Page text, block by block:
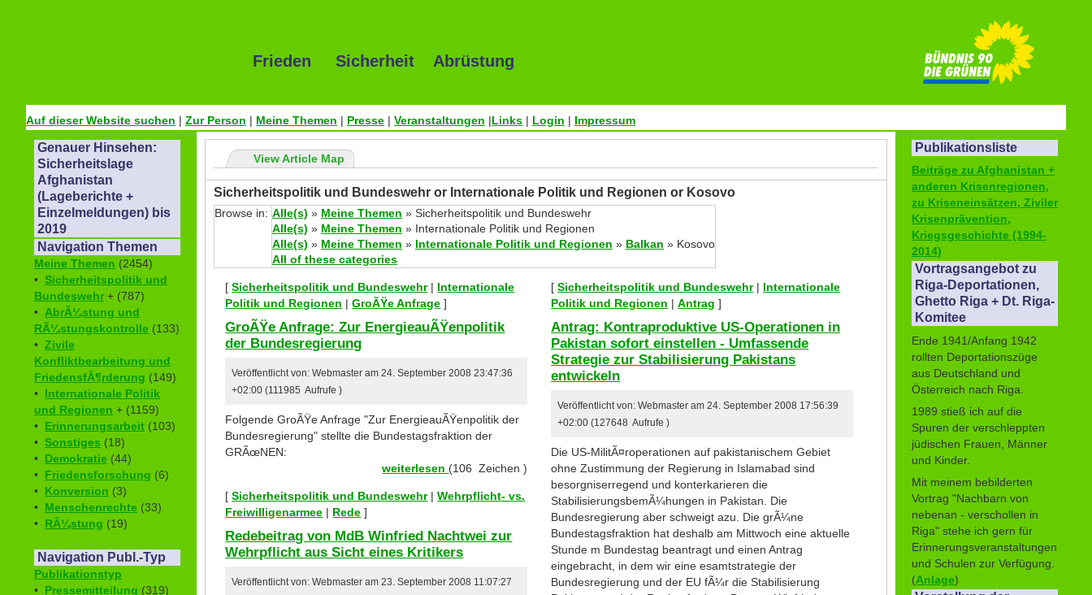
Frieden Sicherheit Abrüstung
Auf dieser Website suchen | Zur Person | Meine Themen | Presse | Veranstaltungen |Links | Login | Impressum
Genauer Hinsehen:
Sicherheitslage
Afghanistan
(Lageberichte +
Einzelmeldungen) bis
2019
Navigation Themen
Meine Themen (2454)
• Sicherheitspolitik und
Bundeswehr + (787)
• AbrÃ¼stung und
RÃ¼stungskontrolle (133)
• Zivile
Konfliktbearbeitung und
FriedensfÃ¶rderung (149)
• Internationale Politik
und Regionen + (1159)
• Erinnerungsarbeit (103)
• Sonstiges (18)
• Demokratie (44)
• Friedensforschung (6)
• Konversion (3)
• Menschenrechte (33)
• RÃ¼stung (19)
Navigation Publ.-Typ
Publikationstyp
• Pressemitteilung (319)
View Article Map
Sicherheitspolitik und Bundeswehr or Internationale Politik und Regionen or Kosovo
Browse in: Alle(s) » Meine Themen » Sicherheitspolitik und Bundeswehr
Alle(s) » Meine Themen » Internationale Politik und Regionen
Alle(s) » Meine Themen » Internationale Politik und Regionen » Balkan » Kosovo
All of these categories
[Sicherheitspolitik und Bundeswehr| Internationale
Politik und Regionen |GroÃŸe Anfrage ]
GroÃŸe Anfrage: Zur EnergieauÃŸenpolitik
der Bundesregierung
Veröffentlicht von: Webmaster am 24. September 2008 23:47:36
+02:00 (111985 Aufrufe )
Folgende GroÃŸe Anfrage "Zur EnergieauÃŸenpolitik der
Bundesregierung" stellte die Bundestagsfraktion der
GRÃœNEN:
weiterlesen (106 Zeichen )
[Sicherheitspolitik und Bundeswehr|Wehrpflicht- vs.
Freiwilligenarmee | Rede ]
Redebeitrag von MdB Winfried Nachtwei zur
Wehrpflicht aus Sicht eines Kritikers
Veröffentlicht von: Webmaster am 23. September 2008 11:07:27
[Sicherheitspolitik und Bundeswehr| Internationale
Politik und Regionen |Antrag ]
Antrag: Kontraproduktive US-Operationen in
Pakistan sofort einstellen - Umfassende
Strategie zur Stabilisierung Pakistans
entwickeln
Veröffentlicht von: Webmaster am 24. September 2008 17:56:39
+02:00 (127648 Aufrufe )
Die US-MilitÃ¤roperationen auf pakistanischem Gebiet
ohne Zustimmung der Regierung in Islamabad sind
besorgniserregend und konterkarieren die
StabilisierungsbemÃ¼hungen in Pakistan. Die
Bundesregierung aber schweigt azu. Die grÃ¼ne
Bundestagsfraktion hat deshalb am Mittwoch eine aktuelle
Stunde m Bundestag beantragt und einen Antrag
eingebracht, in dem wir eine esamtstrategie der
Bundesregierung und der EU fÃ¼r die Stabilisierung
Publikationsliste
Beiträge zu Afghanistan +
anderen Krisenregionen,
zu Kriseneinsätzen, Ziviler
Krisenprävention,
Kriegsgeschichte (1994-
2014)
Vortragsangebot zu
Riga-Deportationen,
Ghetto Riga + Dt. Riga-
Komitee
Ende 1941/Anfang 1942
rollten Deportationszüge
aus Deutschland und
Österreich nach Riga.
1989 stieß ich auf die
Spuren der verschleppten
jüdischen Frauen, Männer
und Kinder.
Mit meinem bebilderten
Vortrag "Nachbarn von
nebenan - verschollen in
Riga" stehe ich gern für
Erinnerungsveranstaltungen
und Schulen zur Verfügung.
(Anlage)